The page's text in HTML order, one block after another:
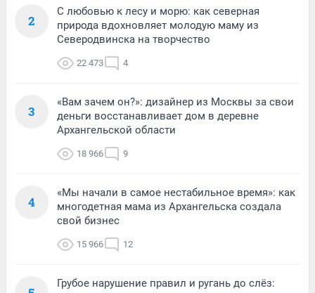
2
С любовью к лесу и морю: как северная
природа вдохновляет молодую маму из
Северодвинска на творчество
22 473 4
3
«Вам зачем он?»: дизайнер из Москвы за свои
деньги восстанавливает дом в деревне
Архангельской области
18 966 9
4
«Мы начали в самое нестабильное время»: как
многодетная мама из Архангельска создала
свой бизнес
15 966 12
Грубое нарушение правил и ругань до слёз: